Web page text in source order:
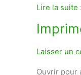
Lire la suite
Laisser un
Ouvrir pour
Imprimer
chèques